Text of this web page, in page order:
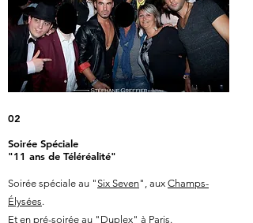
02
Soirée Spéciale
"11 ans de Téléréalité"
Soirée spéciale au " Six Seven", aux Champs-
Élysées.
Et en pré-soirée au " Duplex" à Paris.